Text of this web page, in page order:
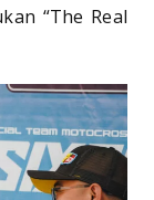
“The Real